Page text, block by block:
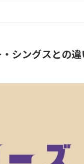
シングスとの